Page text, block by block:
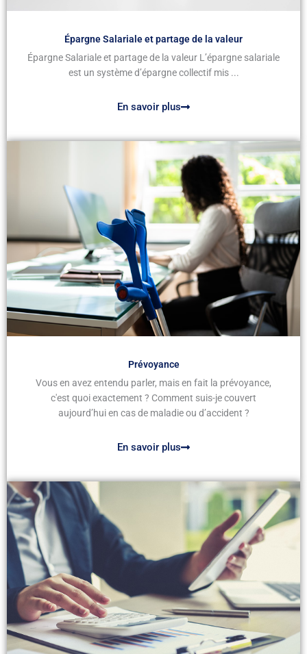
Épargne Salariale et partage de la valeur
Épargne Salariale et partage de la valeur L’épargne salariale
est un système d’épargne collectif mis ...
En savoir plus
Prévoyance
Vous en avez entendu parler, mais en fait la prévoyance,
c'est quoi exactement ? Comment suis-je couvert
aujourd’hui en cas de maladie ou d’accident ?
En savoir plus